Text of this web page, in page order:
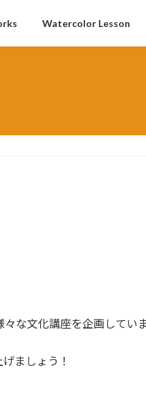
Watercolor Lesson
な文化講座を企画してい
ましょう！